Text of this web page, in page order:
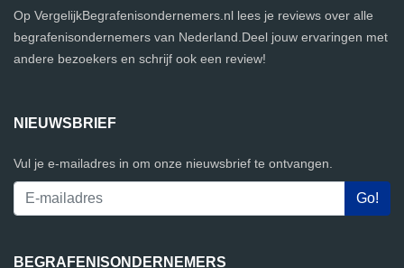
Op VergelijkBegrafenisondernemers.nl lees je reviews over alle
begrafenisondernemers van Nederland.Deel jouw ervaringen met
andere bezoekers en schrijf ook een review!
NIEUWSBRIEF
Vul je e-mailadres in om onze nieuwsbrief te ontvangen.
BEGRAFENISONDERNEMERS